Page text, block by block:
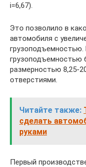
i=6,67).
Это позволило в
автомобиля с
грузоподъемностью.
грузоподъемностью
размерностью 8,25-
отверстиями.
Читайте также:
сделать
руками
Первый